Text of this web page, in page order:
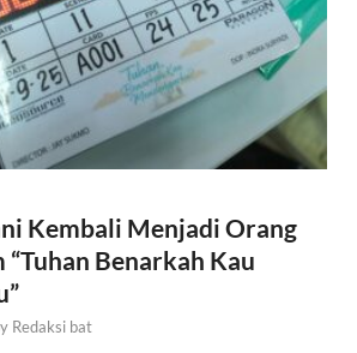
Kembali Menjadi Orang
Benarkah Kau
Redaksi bat